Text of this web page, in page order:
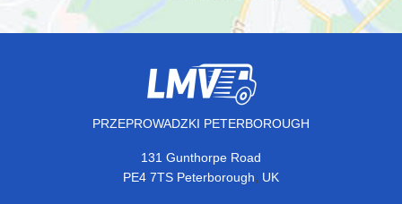
PRZEPROWADZKI PETERBOROUGH
131 Gunthorpe Road
PE4 7TS Peterborough, UK